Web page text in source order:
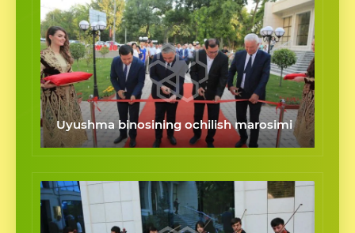
Uyushma binosining ochilish marosimi